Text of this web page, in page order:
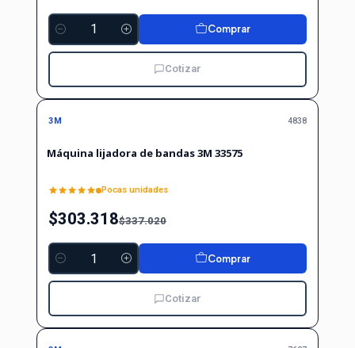
Cantidad
Comprar
Cotizar
-10%
3M 4838
Máquina lijadora de bandas 3M 33575
Pocas unidades
$303.318$337.020
Cantidad
Comprar
Cotizar
-10%